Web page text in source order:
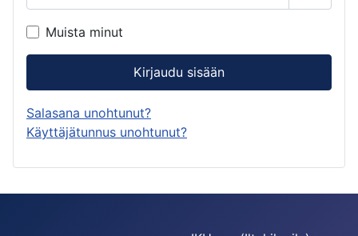
Näytä
Muista minut
Kirjaudu sisään
Salasana unohtunut?
Käyttäjätunnus unohtunut?